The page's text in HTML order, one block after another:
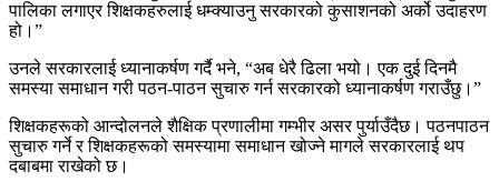
पालिका लगाएर शिक्षकहरुलाई धम्क्याउनु सरकारको कुसाशनको अर्को उदाहरण
हो।”
उनले सरकारलाई ध्यानाकर्षण गर्दै भने, “अब धेरै ढिला भयो। एक दुई दिनमै
समस्या समाधान गरी पठन-पाठन सुचारु गर्न सरकारको ध्यानाकर्षण गराउँछु।”
शिक्षकहरूको आन्दोलनले शैक्षिक प्रणालीमा गम्भीर असर पुर्याउँदैछ। पठनपाठन
सुचारु गर्ने र शिक्षकहरूको समस्यामा समाधान खोज्ने मागले सरकारलाई थप
दबाबमा राखेको छ।